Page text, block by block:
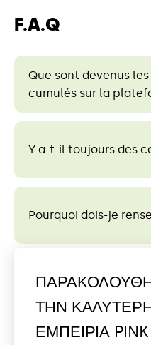
F.A.Q
Que sont devenus
cumulés sur la
Y a-t-il toujours des
Pourquoi dois-je
question.
ΤΗΝ
ΕΜΠΕΙΡΙΑ PINK